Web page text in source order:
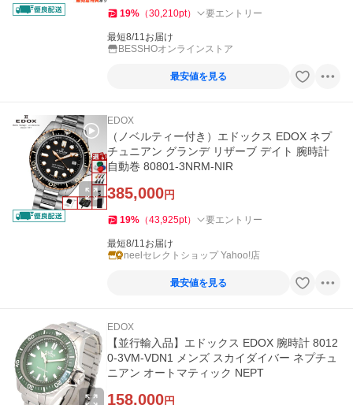
19% （30,210pt） 要エントリー
最短8/11お届け
BESSHOオンラインストア
最安値を見る
EDOX
（ノベルティー付き）エドックス EDOX ネプ
チュニアン グランデ リザーブ デイト 腕時計
自動巻 80801-3NRM-NIR
385,000円
19% （43,925pt） 要エントリー
最短8/11お届け
neelセレクトショップ Yahoo!店
最安値を見る
EDOX
【並行輸入品】エドックス EDOX 腕時計 8012
0-3VM-VDN1 メンズ スカイダイバー ネプチュ
ニアン オートマティック NEPT
158,000円